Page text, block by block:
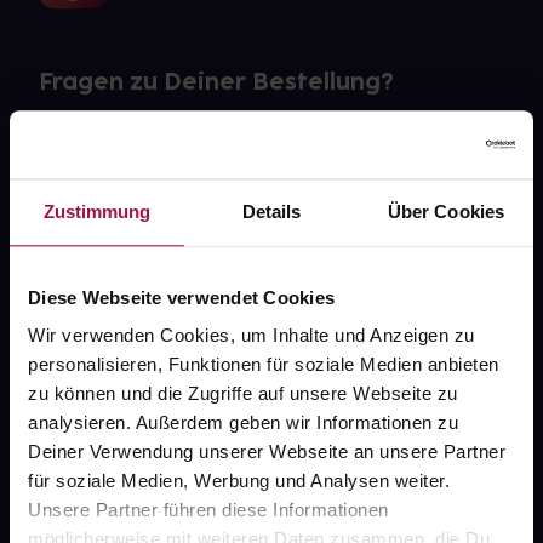
Zustimmung Details Über Cookies
Diese Webseite verwendet Cookies
Wir verwenden Cookies, um Inhalte und Anzeigen zu
personalisieren, Funktionen für soziale Medien anbieten
zu können und die Zugriffe auf unsere Webseite zu
analysieren. Außerdem geben wir Informationen zu
Deiner Verwendung unserer Webseite an unsere Partner
für soziale Medien, Werbung und Analysen weiter.
Unsere Partner führen diese Informationen
Fragen zu Deiner Bestellung?
Über uns
Karriere